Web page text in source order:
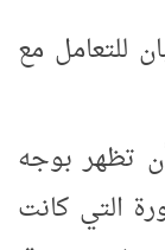
للتعامل مع
تظهر بوجه
التي كانت